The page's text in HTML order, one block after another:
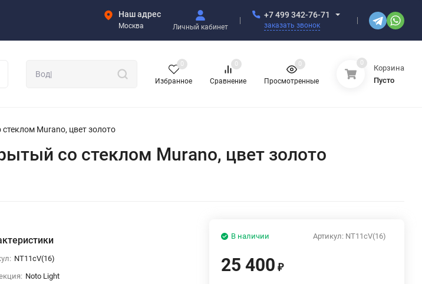
Наш адрес
Москва Личный кабинет
+7 499 342-76-71
заказать звонок
Избранное
0
Сравнение
0
Просмотренные
0 0
Корзина
Пусто
Murano, цвет золото
со стеклом Murano, цвет золото
NT11сV(16)
Noto Light
Артикул: NT11сV(16)
В наличии
25 400 ₽